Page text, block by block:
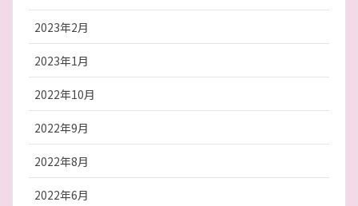
2023年2月
2023年1月
2022年10月
2022年9月
2022年8月
2022年6月